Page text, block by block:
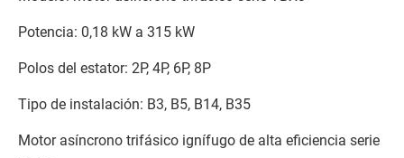
Potencia: 0,18 kW a 315 kW
Polos del estator: 2P, 4P, 6P, 8P
Tipo de instalación: B3, B5, B14, B35
Motor asíncrono trifásico ignífugo de alta eficiencia serie